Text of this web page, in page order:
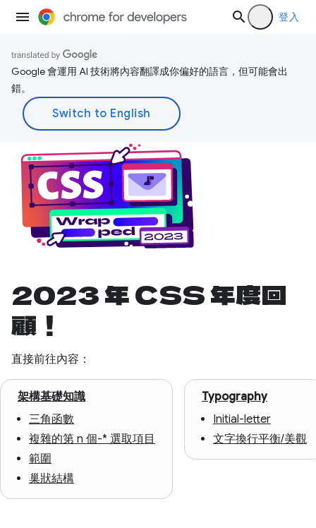
登入
Google 會運用 AI 技術將內容翻譯成你偏好的語言，但可能會出
錯。
2023 年 CSS 年度回
顧！
直接前往內容：
架構基礎知識
三角函數
複雜的第 n 個-* 選取項目
範圍
巢狀結構
Typography
Initial-letter
文字換行平衡/美觀